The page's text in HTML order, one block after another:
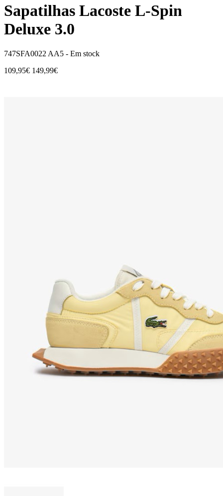
Sapatilhas Lacoste L-Spin
Deluxe 3.0
747SFA0022 AA5 - Em stock
109,95€ 149,99€